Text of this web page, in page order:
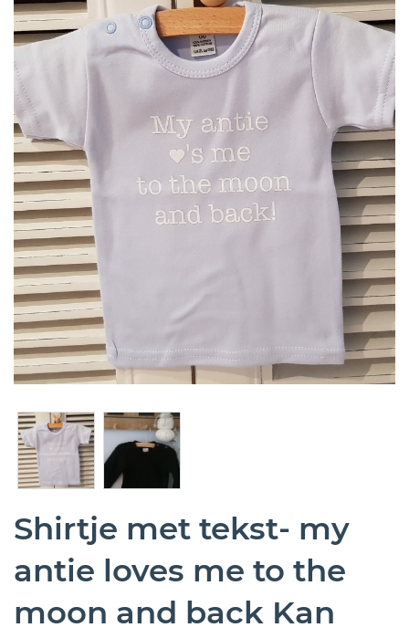
Shirtje met tekst- my
antie loves me to the
moon and back Kan